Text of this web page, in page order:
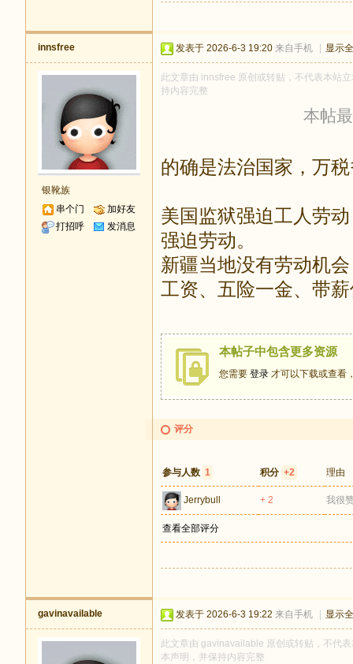
innsfree
银靴族
串个门
加好友
打招呼
发消息
发表于 2026-6-3 19:20 来自手机 显示
此文章由 innsfree 原创或转贴，不代表本站
持内容完整
本帖
的确是法治国家，万
美国监狱强迫工人劳
强迫劳动。
新疆当地没有劳动机
工资、五险一金、带
本帖子中包含更多资源
您需要 登录 才可以下载或查看
评分
参与人数 1 积分 +2 理由
Jerrybull + 2 我很
查看全部评分
gavinavailable 发表于 2026-6-3 19:22 来自手机 显示
此文章由 gavinavailable 原创或转贴，不代
本声明，并保持内容完整